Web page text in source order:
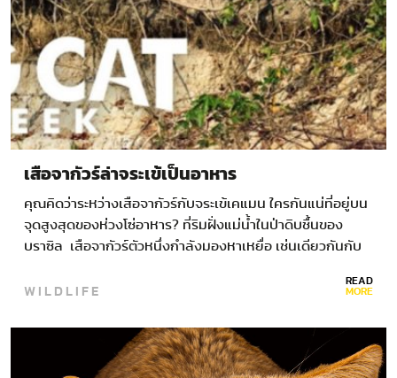
เสือจากัวร์ล่าจระเข้เป็นอาหาร
คุณคิดว่าระหว่างเสือจากัวร์กับจระเข้เคแมน ใครกันแน่ที่อยู่บน
จุดสูงสุดของห่วงโซ่อาหาร? ที่ริมฝั่งแม่น้ำในป่าดิบชื้นของ
บราซิล เสือจากัวร์ตัวหนึ่งกำลังมองหาเหยื่อ เช่นเดียวกันกับ
เช่นกัน…
WILDLIFE READ
MORE